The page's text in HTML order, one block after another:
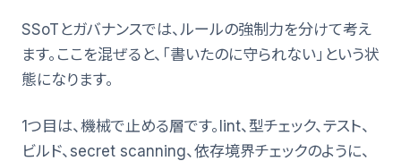
SSoTとガバナンスでは、ルールの強制力を分けて考え
ます。ここを混ぜると、「書いたのに守られない」という状
態になります。
1つ目は、機械で止める層です。lint、型チェック、テスト、
ビルド、secret scanning、依存境界チェックのように、